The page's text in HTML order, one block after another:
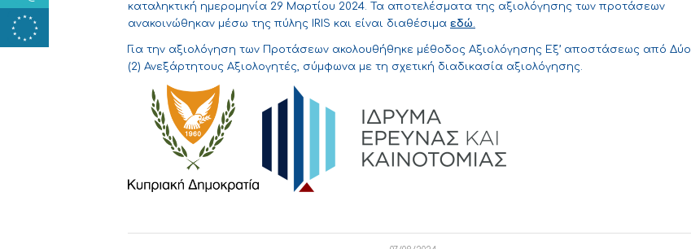
καταληκτική ημερομηνία 29 Μαρτίου 2024. Τα αποτελέσματα της αξιολόγησης των προτάσεων
ανακοινώθηκαν μέσω της πύλης IRIS και είναι διαθέσιμα εδώ.
Για την αξιολόγηση των Προτάσεων ακολουθήθηκε μέθοδος Αξιολόγησης Εξ’ αποστάσεως από Δύο
(2) Ανεξάρτητους Αξιολογητές, σύμφωνα με τη σχετική διαδικασία αξιολόγησης.